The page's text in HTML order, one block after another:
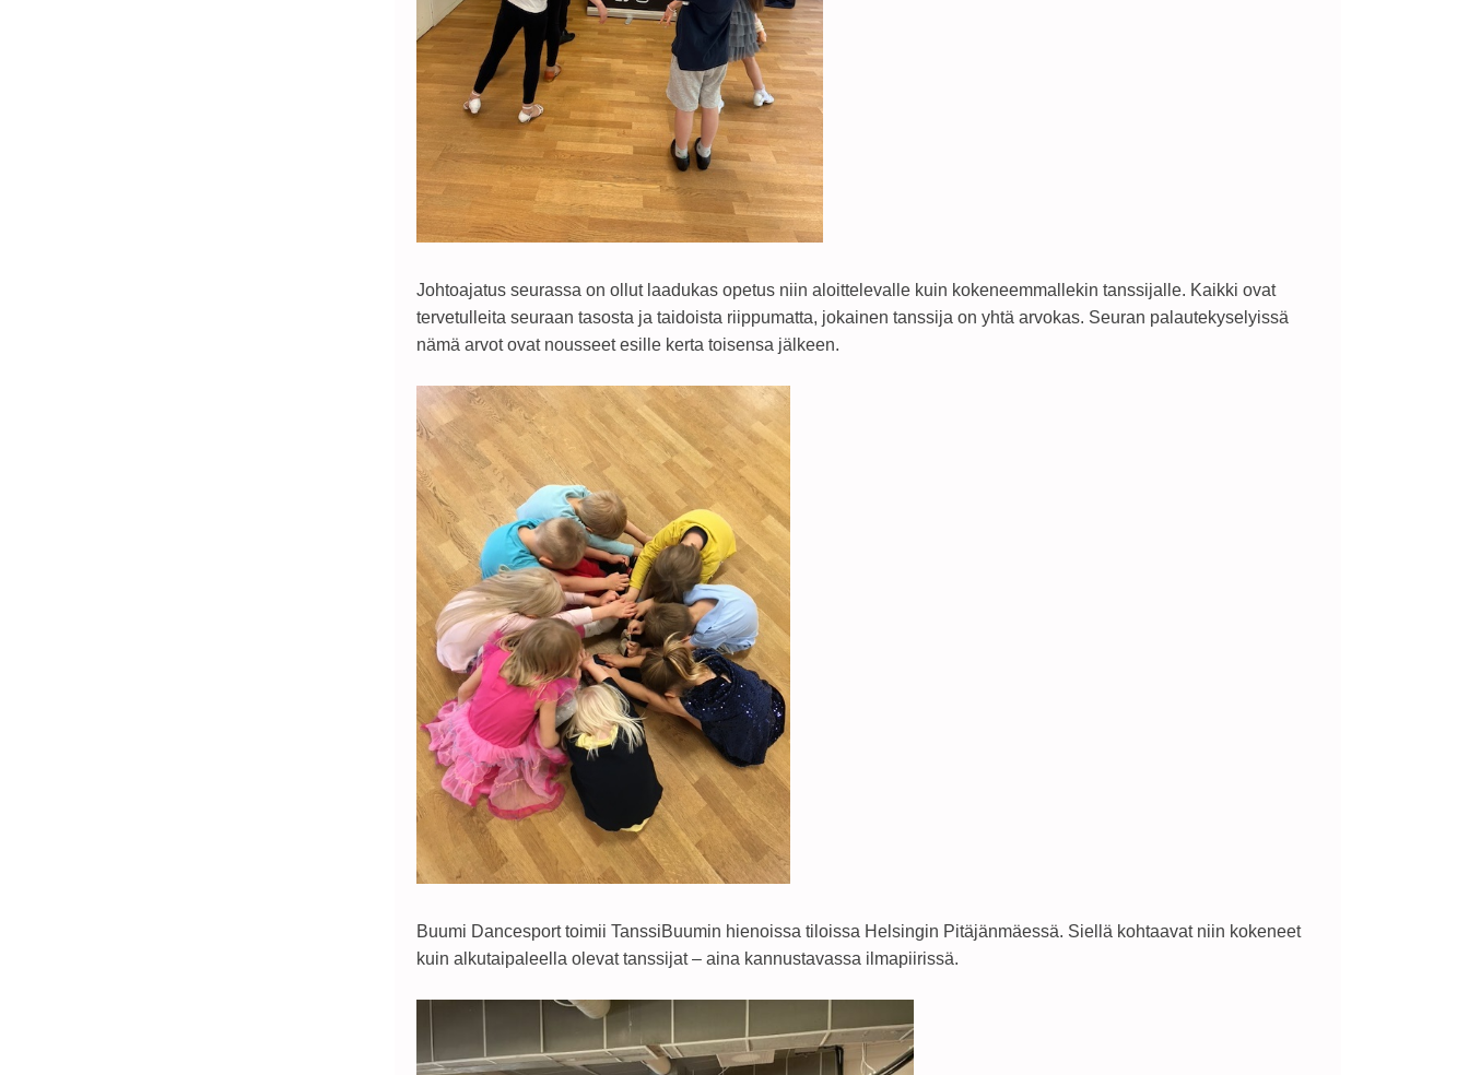
Johtoajatus seurassa on ollut laadukas opetus niin aloittelevalle kuin kokeneemmallekin tanssijalle. Kaikki ovat
tervetulleita seuraan tasosta ja taidoista riippumatta, jokainen tanssija on yhtä arvokas. Seuran palautekyselyissä
nämä arvot ovat nousseet esille kerta toisensa jälkeen.
Buumi Dancesport toimii TanssiBuumin hienoissa tiloissa Helsingin Pitäjänmäessä. Siellä kohtaavat niin kokeneet
kuin alkutaipaleella olevat tanssijat – aina kannustavassa ilmapiirissä.